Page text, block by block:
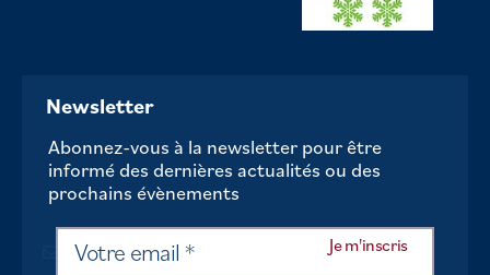
Newsletter
Abonnez-vous à la newsletter pour être
informé des dernières actualités ou des
prochains évènements